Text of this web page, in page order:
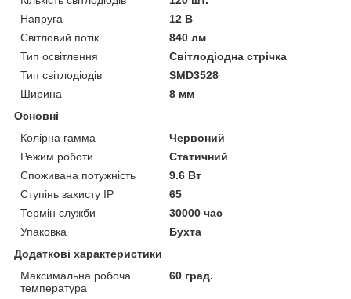
Напруга
12 В
Світловий потік
840 лм
Тип освітлення
Світлодіодна стрічка
Тип світлодіодів
SMD3528
Ширина
8 мм
Основні
Колірна гамма
Червоний
Режим роботи
Статичний
Споживана потужність
9.6 Вт
Ступінь захисту IP
65
Термін служби
30000 час
Упаковка
Бухта
Додаткові характеристики
Максимальна робоча
температура
60 град.